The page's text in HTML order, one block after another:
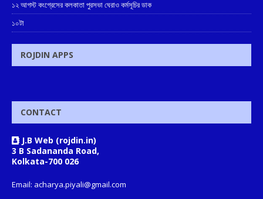
১২ আগস্ট কংগ্রেসের কলকাতা পুরসভা ঘেরাও কর্মসূচির ডাক
১০টা
ROJDIN APPS
CONTACT
J.B Web (rojdin.in)
3 B Sadananda Road,
Kolkata-700 026
Email: acharya.piyali@gmail.com